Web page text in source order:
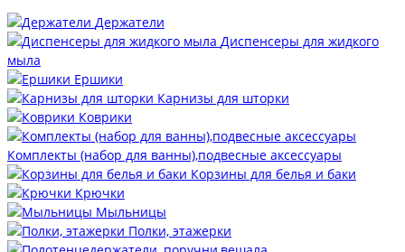
Держатели
Диспенсеры для жидкого
мыла
Ершики
Карнизы для шторки
Коврики
Комплекты (набор для ванны),подвесные аксессуары
Корзины для белья и баки
Крючки
Мыльницы
Полки, этажерки